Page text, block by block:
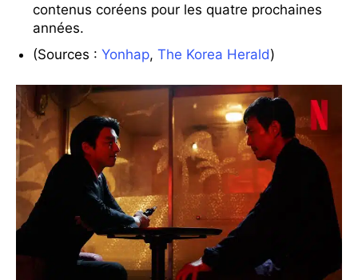
contenus coréens pour les quatre prochaines
années.
(Sources : Yonhap, The Korea Herald)